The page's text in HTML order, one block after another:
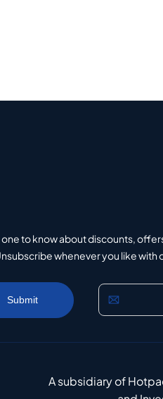
one to know about discounts,
whenever you like with
A subsidiary of